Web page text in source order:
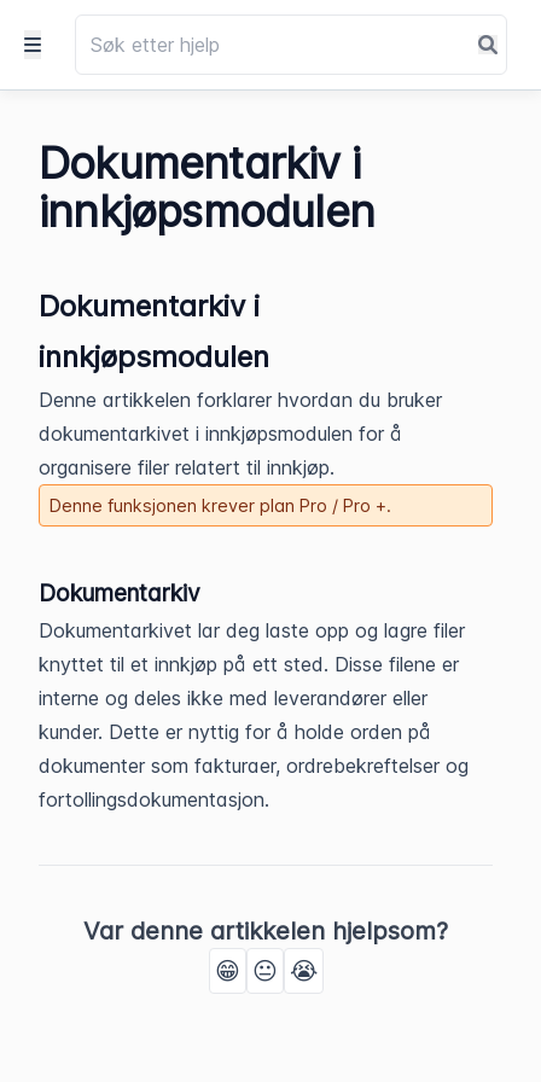
Dokumentarkiv i
innkjøpsmodulen
Dokumentarkiv i
innkjøpsmodulen
Denne artikkelen forklarer hvordan du bruker
dokumentarkivet i innkjøpsmodulen for å
organisere filer relatert til innkjøp.
Denne funksjonen krever plan Pro / Pro +.
Dokumentarkiv
Dokumentarkivet lar deg laste opp og lagre filer
knyttet til et innkjøp på ett sted. Disse filene er
interne og deles ikke med leverandører eller
kunder. Dette er nyttig for å holde orden på
dokumenter som fakturaer, ordrebekreftelser og
fortollingsdokumentasjon.
Var denne artikkelen hjelpsom?
😁 😐 😭